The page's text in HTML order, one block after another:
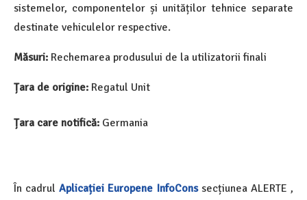
sistemelor, componentelor și unităților tehnice separate
destinate vehiculelor respective.
Măsuri: Rechemarea produsului de la utilizatorii finali
Țara de origine: Regatul Unit
Țara care notifică: Germania
În cadrul Aplicației Europene InfoCons secțiunea ALERTE ,